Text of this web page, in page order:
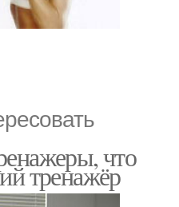
что
тренажёр